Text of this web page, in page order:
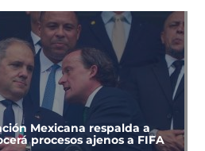
Mexicana respalda a
procesos ajenos a FIFA